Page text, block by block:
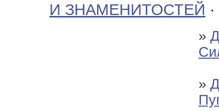
И ЗНАМЕНИТОСТЕЙ ·
»
»